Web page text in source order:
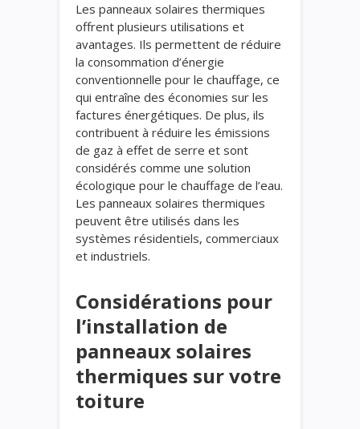
Les panneaux solaires thermiques
offrent plusieurs utilisations et
avantages. Ils permettent de réduire
la consommation d’énergie
conventionnelle pour le chauffage, ce
qui entraîne des économies sur les
factures énergétiques. De plus, ils
contribuent à réduire les émissions
de gaz à effet de serre et sont
considérés comme une solution
écologique pour le chauffage de l’eau.
Les panneaux solaires thermiques
peuvent être utilisés dans les
systèmes résidentiels, commerciaux
et industriels.
Considérations pour
l’installation de
panneaux solaires
thermiques sur votre
toiture